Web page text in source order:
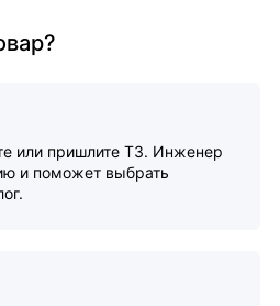
или пришлите ТЗ. Инженер
и поможет выбрать